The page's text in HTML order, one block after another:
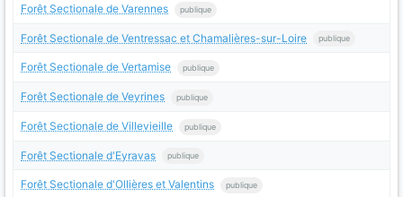
Forêt Sectionale de Varennes publique
Forêt Sectionale de Ventressac et Chamalières-sur-Loire publique
Forêt Sectionale de Vertamise publique
Forêt Sectionale de Veyrines publique
Forêt Sectionale de Villevieille publique
Forêt Sectionale d'Eyravas publique
Forêt Sectionale d'Ollières et Valentins publique